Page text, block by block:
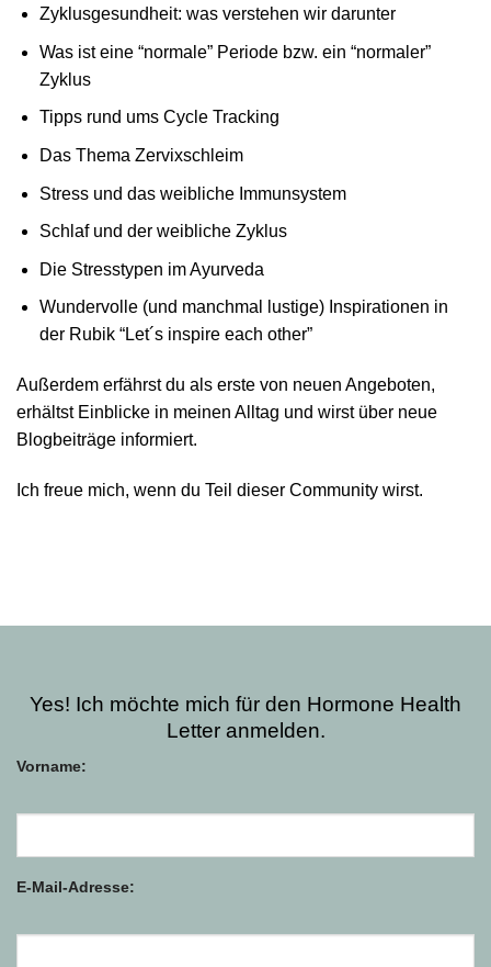
Zyklusgesundheit: was verstehen wir darunter
Was ist eine “normale” Periode bzw. ein “normaler”
Zyklus
Tipps rund ums Cycle Tracking
Das Thema Zervixschleim
Stress und das weibliche Immunsystem
Schlaf und der weibliche Zyklus
Die Stresstypen im Ayurveda
Wundervolle (und manchmal lustige) Inspirationen in
der Rubik “Let´s inspire each other”
Außerdem erfährst du als erste von neuen Angeboten,
erhältst Einblicke in meinen Alltag und wirst über neue
Blogbeiträge informiert.
Ich freue mich, wenn du Teil dieser Community wirst.
Yes! Ich möchte mich für den Hormone Health
Letter anmelden.
Vorname:
E-Mail-Adresse: